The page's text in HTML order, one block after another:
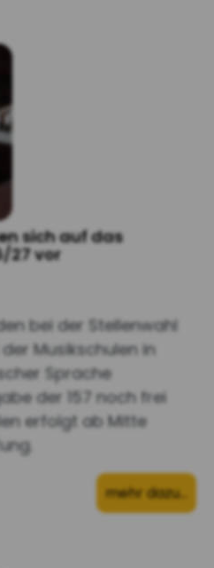
sich auf das
27 vor
bei der Stellenwahl
Musikschulen in
Sprache
der 157 noch frei
erfolgt ab Mitte
mehr dazu…